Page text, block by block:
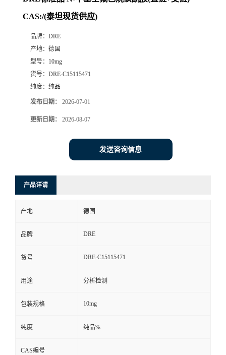
CAS:/(泰坦现货供应)
品牌： DRE
产地： 德国
型号： 10mg
货号： DRE-C15115471
纯度： 纯品
发布日期： 2026-07-01
更新日期： 2026-08-07
发送咨询信息
产品详请
产地 德国
品牌 DRE
货号 DRE-C15115471
用途 分析检测
包装规格 10mg
纯度 纯品%
CAS编号